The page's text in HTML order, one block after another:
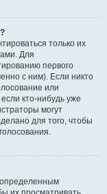
только их
Для
первого
с ним). Если никто
или
кто-нибудь уже
могут
для того, чтобы